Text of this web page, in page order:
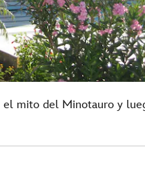
el mito del Minotauro y